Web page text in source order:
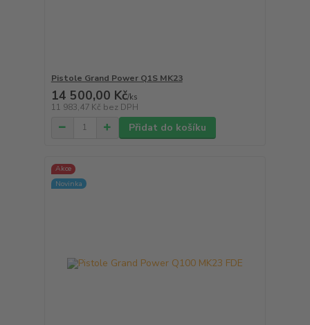
Pistole Grand Power Q1S MK23
14 500,00 Kč/ks
11 983,47 Kč bez DPH
Přidat do košíku
Akce
Novinka